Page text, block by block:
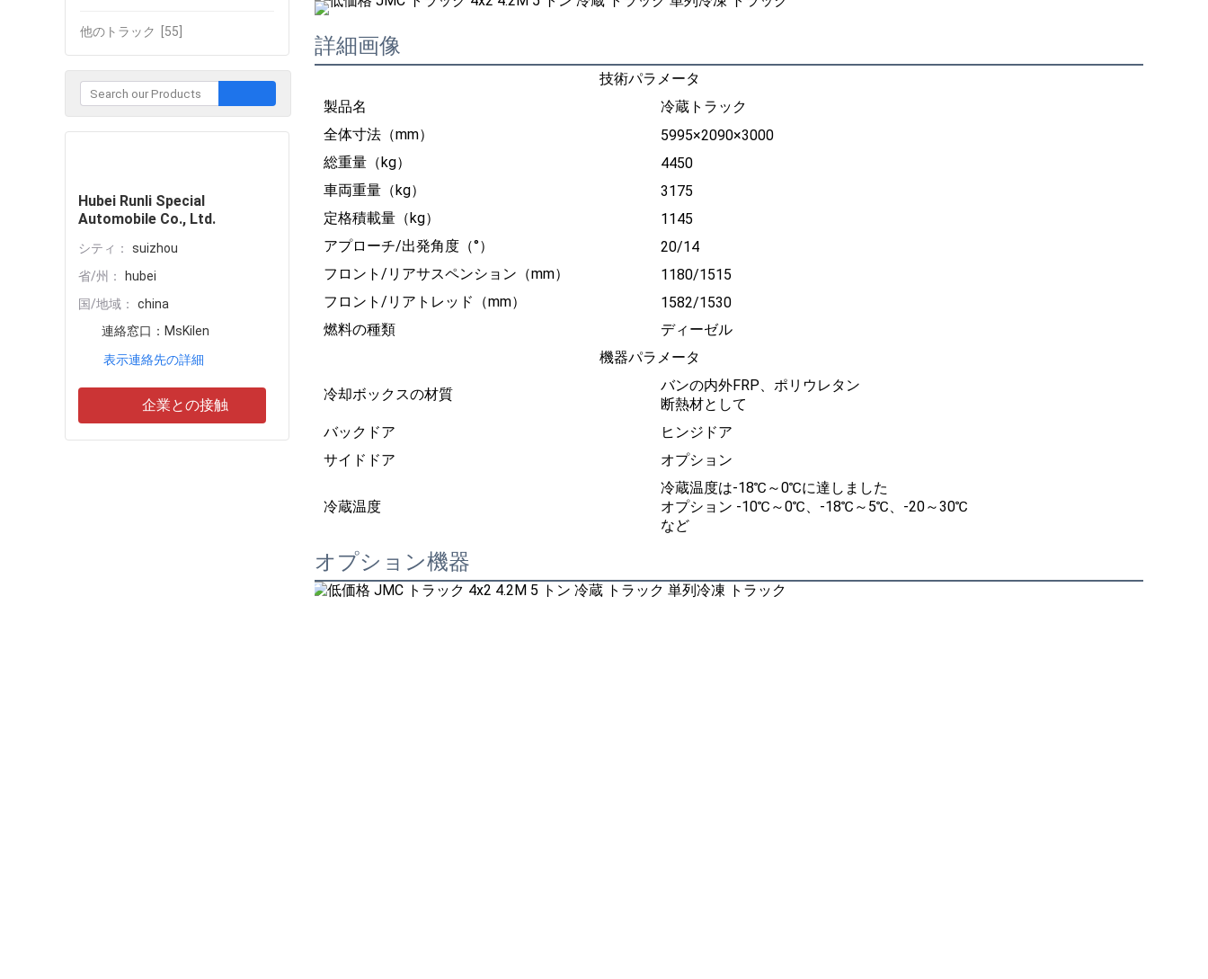
他のトラック [55]
Hubei Runli Special
Automobile Co., Ltd.
シティ：
suizhou
省/州：
hubei
国/地域：
china
連絡窓口： MsKilen
表示連絡先の詳細
企業との接触
詳細画像
技術パラメータ
製品名
冷蔵トラック
全体寸法（mm）
5995×2090×3000
総重量（kg）
4450
車両重量（kg）
3175
定格積載量（kg）
1145
アプローチ/出発角度（°）
20/14
フロント/リアサスペンション（mm）
1180/1515
フロント/リアトレッド（mm）
1582/1530
燃料の種類
ディーゼル
機器パラメータ
冷却ボックスの材質
バンの内外FRP、ポリウレタン
断熱材として
バックドア
ヒンジドア
サイドドア
オプション
冷蔵温度
冷蔵温度は-18℃～0℃に達しました
オプション -10℃～0℃、-18℃～5℃、-20～30℃
など
オプション機器